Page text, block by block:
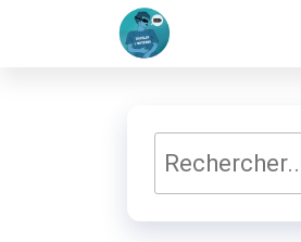
Rechercher